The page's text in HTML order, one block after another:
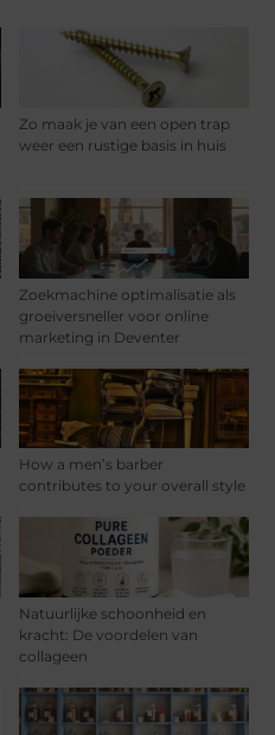
Zo maak je van een open trap
weer een rustige basis in huis
Zoekmachine optimalisatie als
groeiversneller voor online
marketing in Deventer
How a men’s barber
contributes to your overall style
Natuurlijke schoonheid en
kracht: De voordelen van
collageen